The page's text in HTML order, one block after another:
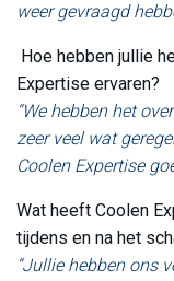
weer gevraagd
Hoe hebben jullie
Expertise ervaren?
“We hebben het
zeer veel wat
Coolen Expertise
Wat heeft Coolen
tijdens en na het
“Jullie hebben ons